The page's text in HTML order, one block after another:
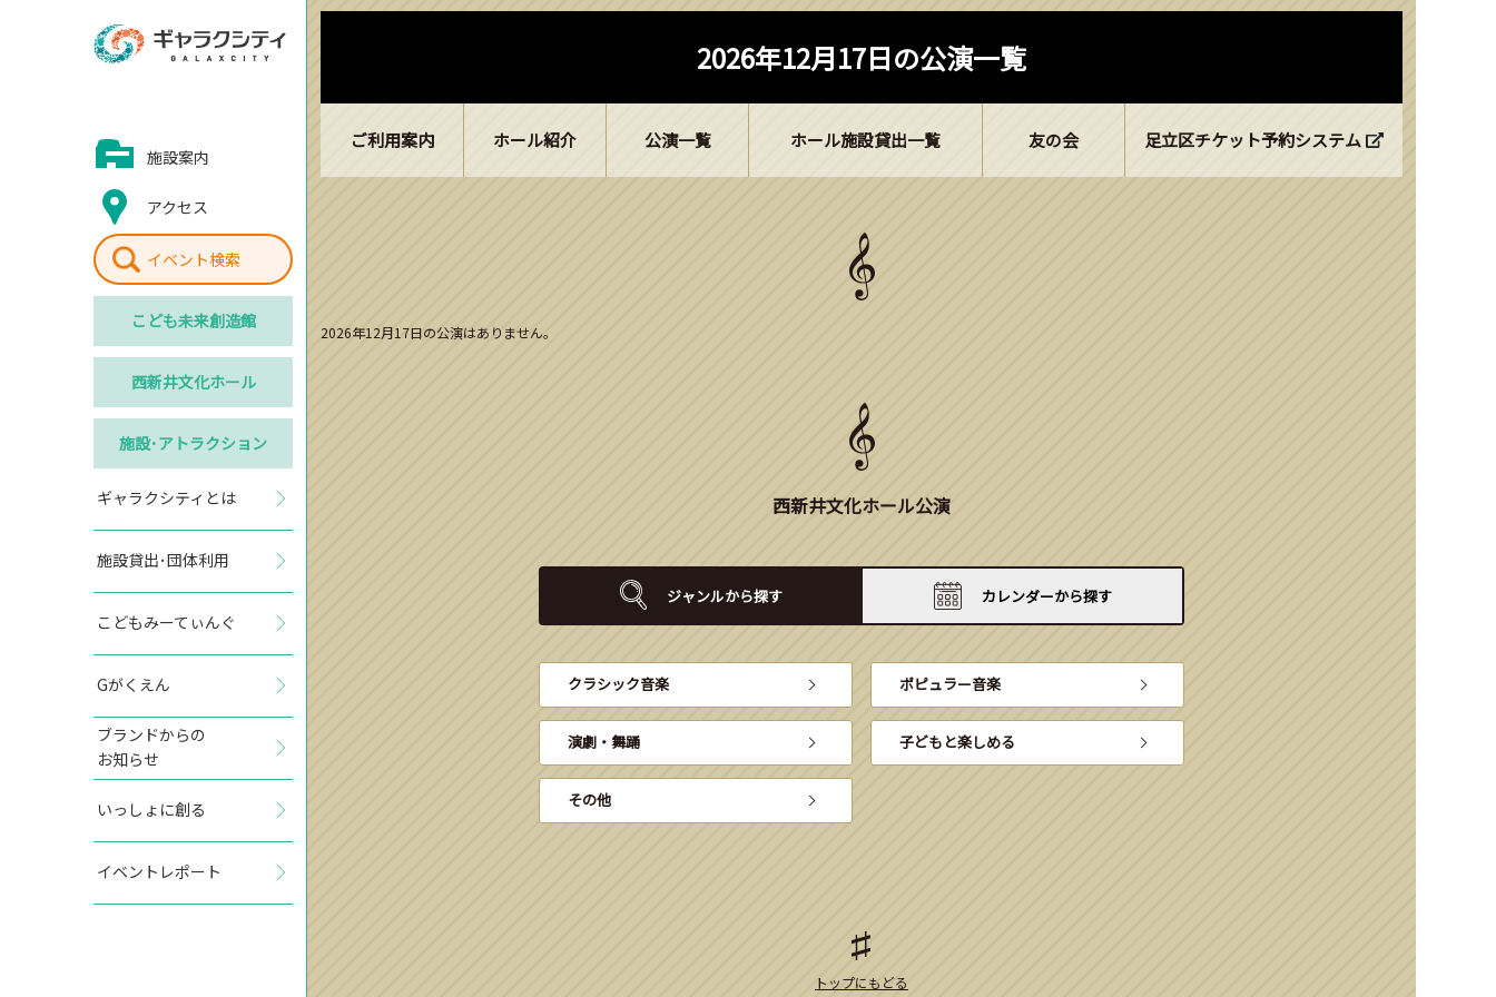
施設案内
アクセス
イベント検索
こども未来創造館
西新井文化ホール
施設･アトラクション
ギャラクシティとは
施設貸出･団体利用
こどもみーてぃんぐ
Gがくえん
ブランドからの
お知らせ
いっしょに創る
イベントレポート
2026年12月17日の公演一覧
ご利用案内 ホール紹介 公演一覧 ホール施設貸出一覧 友の会 足立区チケット予約システム
2026年12月17日の公演はありません。
西新井文化ホール公演
ジャンルから探す カレンダーから探す
クラシック音楽 ポピュラー音楽
演劇・舞踊 子どもと楽しめる
その他
トップにもどる